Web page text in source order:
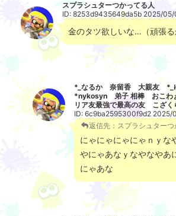
スプラシュターつかってる人
ID: 8253d9435649da5b 2025/05/
金のタツ欲しいな…（頑張る
*_なるか 奈留香 大親友 *_
*nykosyn 弟子 相棒 おこ
リア友最強で最高の友 こざく
ID: 6c9ba2595300f9d2 2025/
返信先：スプラシュター
にゃにゃにゃにゃｎｙな
やにゃあなｙなやなやあ
にゃあな